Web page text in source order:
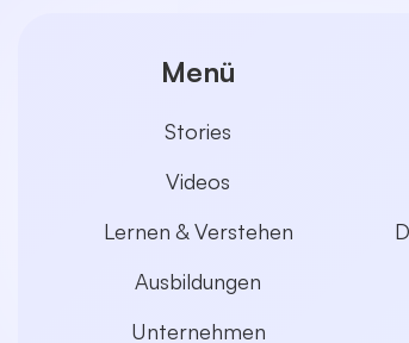
Menü
Stories
Videos
Lernen & Verstehen
Ausbildungen
Unternehmen